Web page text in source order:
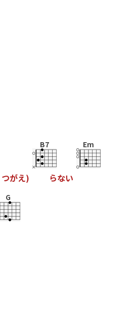
つがえ)
B7
らない
Em
G